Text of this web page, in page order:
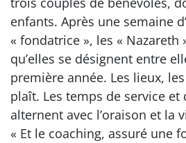
enfants. Après une semaine
« fondatrice », les « Nazareth
qu’elles se désignent entre
première année. Les lieux,
plaît. Les temps de service et
alternent avec l’oraison et la
« Et le coaching, assuré une